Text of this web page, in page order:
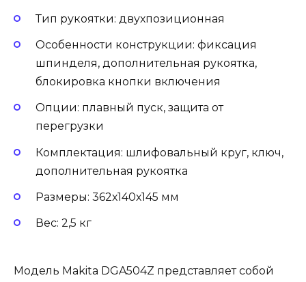
Тип рукоятки: двухпозиционная
Особенности конструкции: фиксация
шпинделя, дополнительная рукоятка,
блокировка кнопки включения
Опции: плавный пуск, защита от
перегрузки
Комплектация: шлифовальный круг, ключ,
дополнительная рукоятка
Размеры: 362х140х145 мм
Вес: 2,5 кг
Модель Makita DGA504Z представляет собой